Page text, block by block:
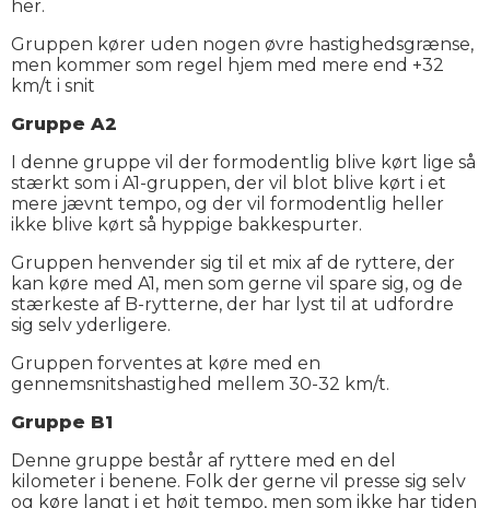
her.
Gruppen kører uden nogen øvre hastighedsgrænse,
men kommer som regel hjem med mere end +32
km/t i snit
Gruppe A2
I denne gruppe vil der formodentlig blive kørt lige så
stærkt som i A1-gruppen, der vil blot blive kørt i et
mere jævnt tempo, og der vil formodentlig heller
ikke blive kørt så hyppige bakkespurter.
Gruppen henvender sig til et mix af de ryttere, der
kan køre med A1, men som gerne vil spare sig, og de
stærkeste af B-rytterne, der har lyst til at udfordre
sig selv yderligere.
Gruppen forventes at køre med en
gennemsnitshastighed mellem 30-32 km/t.
Gruppe B1
Denne gruppe består af ryttere med en del
kilometer i benene. Folk der gerne vil presse sig selv
og køre langt i et højt tempo, men som ikke har tiden